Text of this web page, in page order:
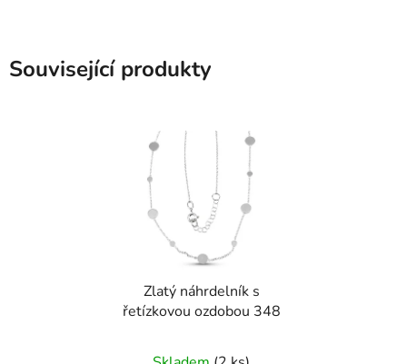
Související produkty
Zlatý náhrdelník s
řetízkovou ozdobou 348